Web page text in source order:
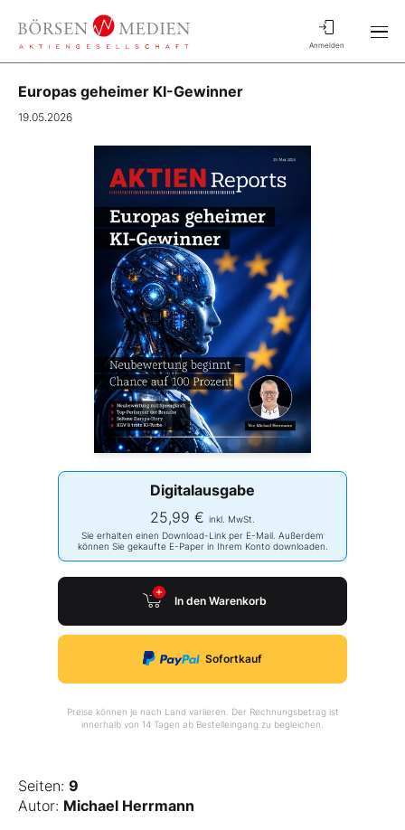
Anmelden
Europas geheimer KI-Gewinner
19.05.2026
Digitalausgabe
25,99 € inkl. MwSt.
Sie erhalten einen Download-Link per E-Mail. Außerdem
können Sie gekaufte E-Paper in Ihrem Konto downloaden.
In den Warenkorb
Sofortkauf
Preise können je nach Land variieren. Der Rechnungsbetrag ist
innerhalb von 14 Tagen ab Bestelleingang zu begleichen.
Seiten: 9
Autor: Michael Herrmann